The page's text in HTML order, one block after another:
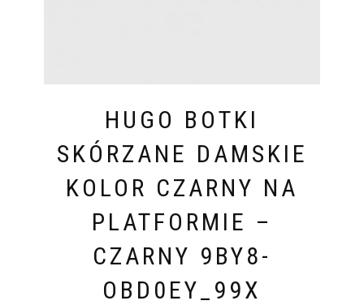
HUGO BOTKI
SKÓRZANE DAMSKIE
KOLOR CZARNY NA
PLATFORMIE –
CZARNY 9BY8-
OBD0EY_99X